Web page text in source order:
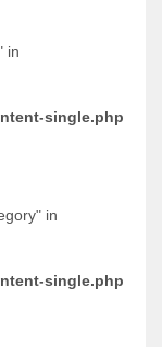
in
single.php
in
single.php